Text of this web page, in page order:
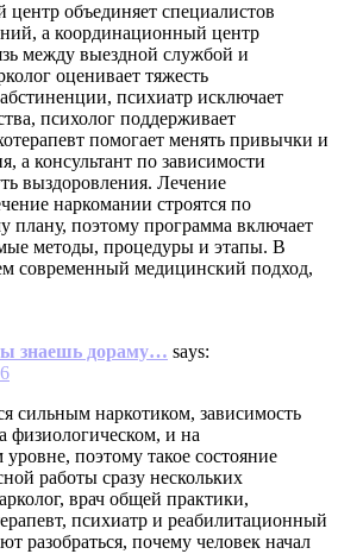
центр объединяет специалистов
а координационный центр
между выездной службой и
оценивает тяжесть
психиатр исключает
психолог поддерживает
помогает менять привычки и
а консультант по зависимости
выздоровления. Лечение
наркомании строятся по
плану, поэтому программа включает
методы, процедуры и этапы. В
современный медицинский подход,
знаешь дораму… says:
сильным наркотиком, зависимость
физиологическом, и на
уровне, поэтому такое состояние
работы сразу нескольких
врач общей практики,
психиатр и реабилитационный
разобраться, почему человек начал